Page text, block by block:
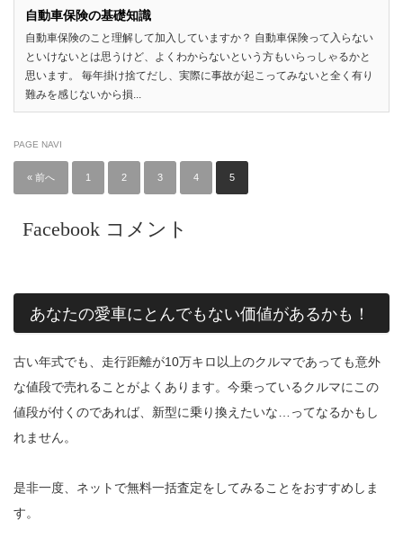
自動車保険の基礎知識
自動車保険のこと理解して加入していますか？ 自動車保険って入らない
といけないとは思うけど、よくわからないという方もいらっしゃるかと
思います。 毎年掛け捨てだし、実際に事故が起こってみないと全く有り
難みを感じないから損...
PAGE NAVI
« 前へ 1 2 3 4 5
Facebook コメント
あなたの愛車にとんでもない価値があるかも！
古い年式でも、走行距離が10万キロ以上のクルマであっても意外
な値段で売れることがよくあります。今乗っているクルマにこの
値段が付くのであれば、新型に乗り換えたいな…ってなるかもし
れません。
是非一度、ネットで無料一括査定をしてみることをおすすめしま
す。